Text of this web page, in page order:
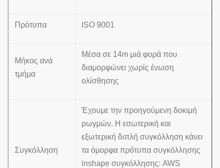
Πρότυπα ISO 9001
Μήκος ανά
τμήμα
Μέσα σε 14m μιά φορά που
διαμορφώνει χωρίς ένωση
ολίσθησης
Συγκόλληση
Έχουμε την προηγούμενη δοκιμή
ρωγμών. Η εσωτερική και
εξωτερική διπλή συγκόλληση κάνει
τα όμορφα πρότυπα συγκόλλησης
inshape συγκόλλησης: AWS